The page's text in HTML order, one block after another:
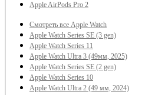
Apple AirPods Pro 2
Смотреть все Apple Watch
Apple Watch Series SE (3 gen)
Apple Watch Series 11
Apple Watch Ultra 3 (49мм, 2025)
Apple Watch Series SE (2 gen)
Apple Watch Series 10
Apple Watch Ultra 2 (49 мм, 2024)